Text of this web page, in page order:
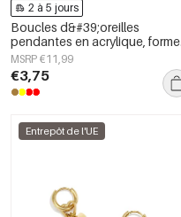
2 à 5 jours
Boucles d&#39;oreilles
pendantes en acrylique, forme
géométrique, collection simple
et décontractée pour femmes
MSRP €11,99
€3,75
Entrepôt de l'UE